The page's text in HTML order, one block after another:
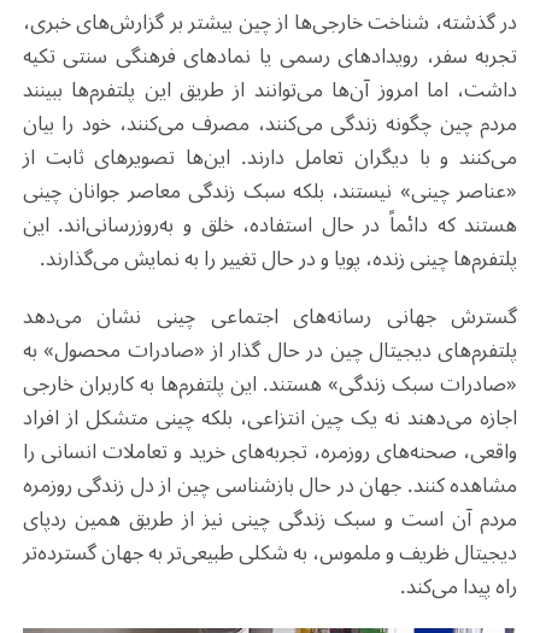
در گذشته، شناخت خارجی‌ها از چین بیشتر بر گزارش‌های خبری،
تجربه سفر، رویدادهای رسمی یا نمادهای فرهنگی سنتی تکیه
داشت، اما امروز آن‌ها می‌توانند از طریق این پلتفرم‌ها ببینند
مردم چین چگونه زندگی می‌کنند، مصرف می‌کنند، خود را بیان
می‌کنند و با دیگران تعامل دارند. این‌ها تصویرهای ثابت از
«عناصر چینی» نیستند، بلکه سبک زندگی معاصر جوانان چینی
هستند که دائماً در حال استفاده، خلق و به‌روزرسانی‌اند. این
پلتفرم‌ها چینی زنده، پویا و در حال تغییر را به نمایش می‌گذارند.
گسترش جهانی رسانه‌های اجتماعی چینی نشان می‌دهد
پلتفرم‌های دیجیتال چین در حال گذار از «صادرات محصول» به
«صادرات سبک زندگی» هستند. این پلتفرم‌ها به کاربران خارجی
اجازه می‌دهند نه یک چین انتزاعی، بلکه چینی متشکل از افراد
واقعی، صحنه‌های روزمره، تجربه‌های خرید و تعاملات انسانی را
مشاهده کنند. جهان در حال بازشناسی چین از دل زندگی روزمره
مردم آن است و سبک زندگی چینی نیز از طریق همین ردپای
دیجیتال ظریف و ملموس، به شکلی طبیعی‌تر به جهان گسترده‌تر
راه پیدا می‌کند.